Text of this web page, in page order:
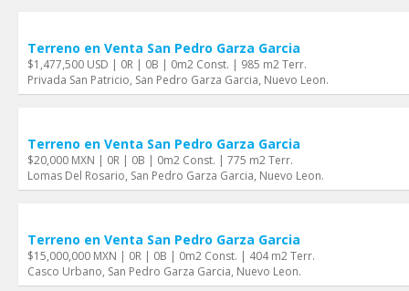
Terreno en Venta San Pedro Garza Garci­a
$1,477,500 USD | 0R | 0B | 0m2 Const. | 985 m2 Terr.
Privada San Patricio, San Pedro Garza Garci­a, Nuevo Leon.
Terreno en Venta San Pedro Garza Garci­a
$20,000 MXN | 0R | 0B | 0m2 Const. | 775 m2 Terr.
Lomas Del Rosario, San Pedro Garza Garci­a, Nuevo Leon.
Terreno en Venta San Pedro Garza Garci­a
$15,000,000 MXN | 0R | 0B | 0m2 Const. | 404 m2 Terr.
Casco Urbano, San Pedro Garza Garci­a, Nuevo Leon.